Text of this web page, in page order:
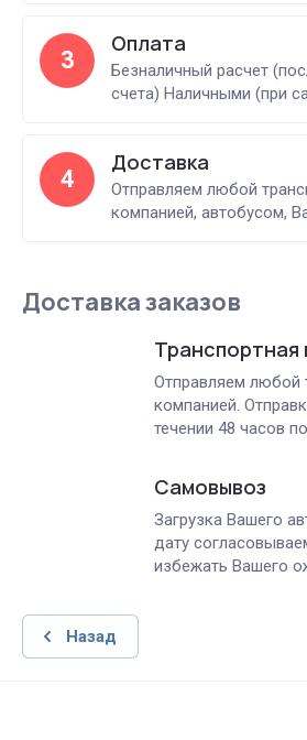
3
Оплата
Безналичный расчет
счета) Наличными (при
4
Доставка
Отправляем любой
компанией, автобусом,
Доставка заказов
Транспортная
Отправляем любой
компанией.
течении 48 часов
Самовывоз
Загрузка Вашего
дату
избежать Вашего
Назад